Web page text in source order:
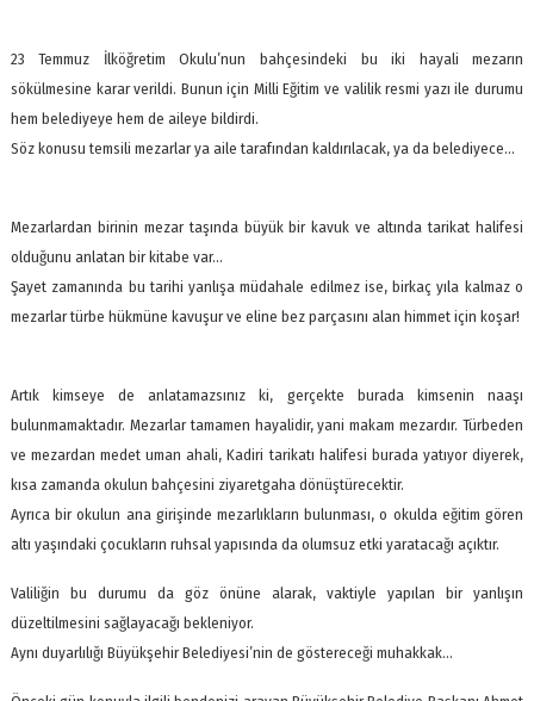
23 Temmuz İlköğretim Okulu’nun bahçesindeki bu iki hayali mezarın
sökülmesine karar verildi. Bunun için Milli Eğitim ve valilik resmi yazı ile durumu
hem belediyeye hem de aileye bildirdi.
Söz konusu temsili mezarlar ya aile tarafından kaldırılacak, ya da belediyece…
Mezarlardan birinin mezar taşında büyük bir kavuk ve altında tarikat halifesi
olduğunu anlatan bir kitabe var…
Şayet zamanında bu tarihi yanlışa müdahale edilmez ise, birkaç yıla kalmaz o
mezarlar türbe hükmüne kavuşur ve eline bez parçasını alan himmet için koşar!
Artık kimseye de anlatamazsınız ki, gerçekte burada kimsenin naaşı
bulunmamaktadır. Mezarlar tamamen hayalidir, yani makam mezardır. Türbeden
ve mezardan medet uman ahali, Kadiri tarikatı halifesi burada yatıyor diyerek,
kısa zamanda okulun bahçesini ziyaretgaha dönüştürecektir.
Ayrıca bir okulun ana girişinde mezarlıkların bulunması, o okulda eğitim gören
altı yaşındaki çocukların ruhsal yapısında da olumsuz etki yaratacağı açıktır.
Valiliğin bu durumu da göz önüne alarak, vaktiyle yapılan bir yanlışın
düzeltilmesini sağlayacağı bekleniyor.
Aynı duyarlılığı Büyükşehir Belediyesi’nin de göstereceği muhakkak…